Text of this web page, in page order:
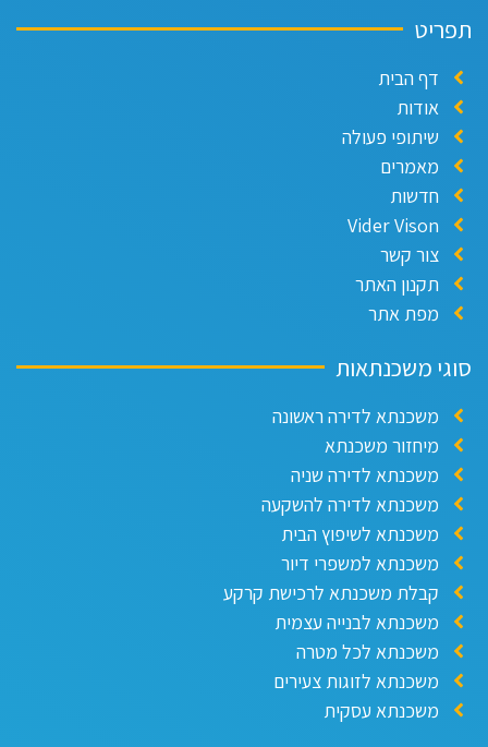
דף הבית
אודות
שיתופי פעולה
מאמרים
חדשות
Vider Vison
צור קשר
תקנון האתר
מפת אתר
משכנתאות
משכנתא לדירה ראשונה
מיחזור משכנתא
משכנתא לדירה שניה
משכנתא לדירה להשקעה
משכנתא לשיפוץ הבית
משכנתא למשפרי דיור
קבלת משכנתא לרכישת קרקע
משכנתא לבנייה עצמית
משכנתא לכל מטרה
משכנתא לזוגות צעירים
משכנתא עסקית